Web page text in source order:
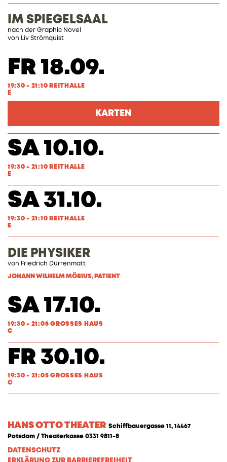
IM SPIEGELSAAL
nach der Graphic Novel
von Liv Strömquist
FR 18.09.
19:30 - 21:10 REITHALLE
E
KARTEN
SA 10.10.
19:30 - 21:10 REITHALLE
E
SA 31.10.
19:30 - 21:10 REITHALLE
E
DIE PHYSIKER
von Friedrich Dürrenmatt
JOHANN WILHELM MÖBIUS, PATIENT
SA 17.10.
19:30 - 21:05 GROSSES HAUS
C
FR 30.10.
19:30 - 21:05 GROSSES HAUS
C
HANS OTTO THEATER Schiffbauergasse 11, 14467
Potsdam / Theaterkasse 0331 9811-8
DATENSCHUTZ
ERKLÄRUNG ZUR BARRIEREFREIHEIT